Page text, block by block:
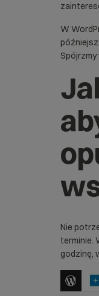
W
Nie
terminie.
godzinę,